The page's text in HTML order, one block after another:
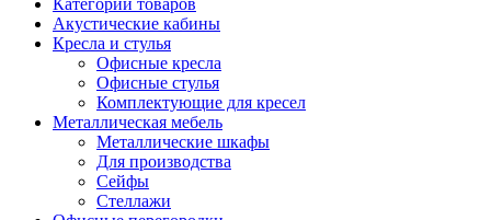
Категории товаров
Акустические кабины
Кресла и стулья
Офисные кресла
Офисные стулья
Комплектующие для кресел
Металлическая мебель
Металлические шкафы
Для производства
Сейфы
Стеллажи